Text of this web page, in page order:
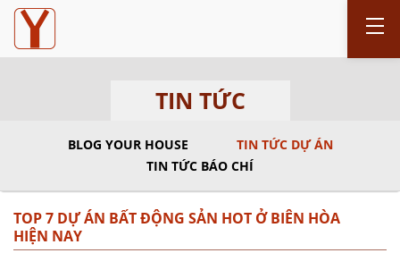
TIN TỨC
BLOG YOUR HOUSE
TIN TỨC DỰ ÁN
TIN TỨC BÁO CHÍ
TOP 7 DỰ ÁN BẤT ĐỘNG SẢN HOT Ở BIÊN HÒA
HIỆN NAY